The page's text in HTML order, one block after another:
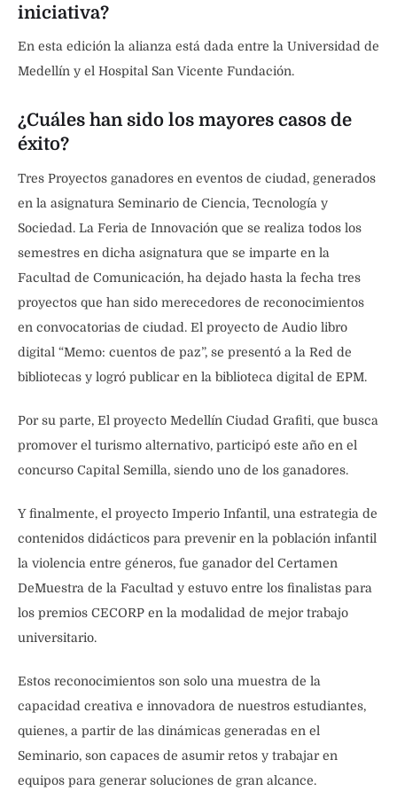
iniciativa?
En esta edición la alianza está dada entre la Universidad de
Medellín y el Hospital San Vicente Fundación.
¿Cuáles han sido los mayores casos de
éxito?
Tres Proyectos ganadores en eventos de ciudad, generados
en la asignatura Seminario de Ciencia, Tecnología y
Sociedad. La Feria de Innovación que se realiza todos los
semestres en dicha asignatura que se imparte en la
Facultad de Comunicación, ha dejado hasta la fecha tres
proyectos que han sido merecedores de reconocimientos
en convocatorias de ciudad. El proyecto de Audio libro
digital “Memo: cuentos de paz”, se presentó a la Red de
bibliotecas y logró publicar en la biblioteca digital de EPM.
Por su parte, El proyecto Medellín Ciudad Grafiti, que busca
promover el turismo alternativo, participó este año en el
concurso Capital Semilla, siendo uno de los ganadores.
Y finalmente, el proyecto Imperio Infantil, una estrategia de
contenidos didácticos para prevenir en la población infantil
la violencia entre géneros, fue ganador del Certamen
DeMuestra de la Facultad y estuvo entre los finalistas para
los premios CECORP en la modalidad de mejor trabajo
universitario.
Estos reconocimientos son solo una muestra de la
capacidad creativa e innovadora de nuestros estudiantes,
quienes, a partir de las dinámicas generadas en el
Seminario, son capaces de asumir retos y trabajar en
equipos para generar soluciones de gran alcance.